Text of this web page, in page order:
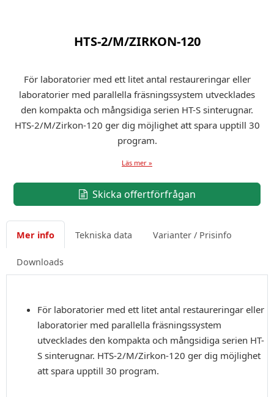
HTS-2/M/ZIRKON-120
För laboratorier med ett litet antal restaureringar eller
laboratorier med parallella fräsningssystem utvecklades
den kompakta och mångsidiga serien HT-S sinterugnar.
HTS-2/M/Zirkon-120 ger dig möjlighet att spara upptill 30
program.
Läs mer »
Skicka offertförfrågan
Mer info Tekniska data Varianter / Prisinfo
Downloads
För laboratorier med ett litet antal restaureringar eller
laboratorier med parallella fräsningssystem
utvecklades den kompakta och mångsidiga serien HT-
S sinterugnar. HTS-2/M/Zirkon-120 ger dig möjlighet
att spara upptill 30 program.